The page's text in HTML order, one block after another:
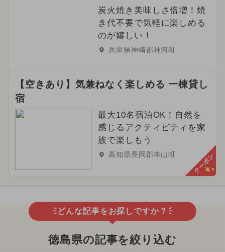
炭火焼き美味しさ倍増！焼
き代不要で気軽に楽しめる
のが嬉しい！
兵庫県神崎郡神河町
【空きあり】気兼ねなく楽しめる 一棟貸し
宿
最大10名宿泊OK！自然を
感じるアクティビティを家
族で楽しもう
高知県長岡郡本山町 クーポン
どんな記事をお探しですか？
徳島県の記事を絞り込む